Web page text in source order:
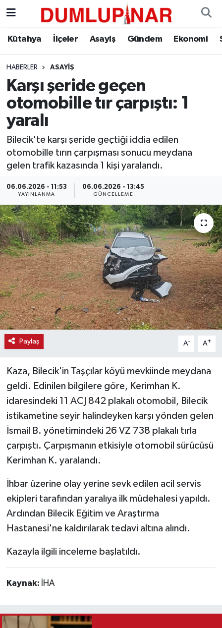
Kütahya İlçeler Asayiş Gündem Ekonomi
HABERLER ASAYIŞ
Karşı şeride geçen
otomobille tır çarpıştı: 1
yaralı
Bilecik'te karşı şeride geçtiği iddia edilen
otomobille tırın çarpışması sonucu meydana
gelen trafik kazasında 1 kişi yaralandı.
06.06.2026 - 11:53
YAYINLANMA
06.06.2026 - 13:45
GÜNCELLEME
Paylaş A- A+
Kaza, Bilecik'in Taşçılar köyü mevkiinde meydana
geldi. Edinilen bilgilere göre, Kerimhan K.
idaresindeki 11 ACJ 842 plakalı otomobil, Bilecik
istikametine seyir halindeyken karşı yönden gelen
İsmail B. yönetimindeki 26 VZ 738 plakalı tırla
çarpıştı. Çarpışmanın etkisiyle otomobil sürücüsü
Kerimhan K. yaralandı.
İhbar üzerine olay yerine sevk edilen acil servis
ekipleri tarafından yaralıya ilk müdehalesi yapıldı.
Ardından Bilecik Eğitim ve Araştırma
Hastanesi'ne kaldırılarak tedavi altına alındı.
Kazayla ilgili inceleme başlatıldı.
Kaynak: İHA
Asayiş
Diğer
Dünya
Eğitim
Ekonomi
Eleman
Emlak
Gündem
Haber
Haber İlanlar
Kültür-Sanat
Magazin
Resmi İlanlar
Sağlık
Seri İlan
Siyaset
Spor
Teknoloji
Vefat Haberleri
Kütahya Hava Durumu
Kütahya Trafik Yoğunluk Haritası
Süper Lig Puan Durumu ve Fikstür
Tüm Manşetler
Son Dakika Haberleri
Haber Arşivi